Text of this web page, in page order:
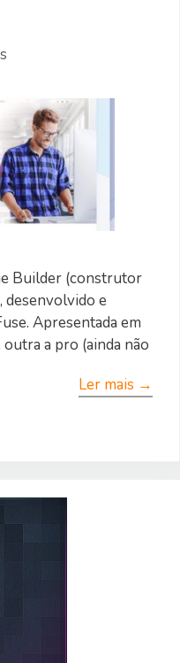
Builder (construtor
desenvolvido e
Apresentada em
a pro (ainda não
Ler mais →